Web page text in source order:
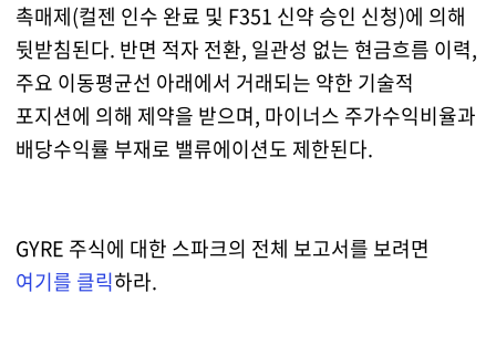
촉매제(컬젠 인수 완료 및 F351 신약 승인 신청)에 의해
뒷받침된다. 반면 적자 전환, 일관성 없는 현금흐름 이력,
주요 이동평균선 아래에서 거래되는 약한 기술적
포지션에 의해 제약을 받으며, 마이너스 주가수익비율과
배당수익률 부재로 밸류에이션도 제한된다.
GYRE 주식에 대한 스파크의 전체 보고서를 보려면
여기를 클릭하라.